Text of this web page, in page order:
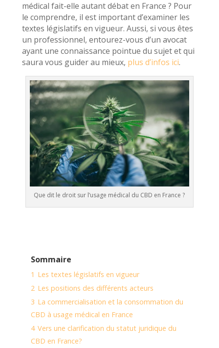
médical fait-elle autant débat en France ? Pour
le comprendre, il est important d’examiner les
textes législatifs en vigueur. Aussi, si vous êtes
un professionnel, entourez-vous d’un avocat
ayant une connaissance pointue du sujet et qui
saura vous guider au mieux, plus d’infos ici.
Que dit le droit sur l’usage médical du CBD en France ?
Sommaire
1 Les textes législatifs en vigueur
2 Les positions des différents acteurs
3 La commercialisation et la consommation du
CBD à usage médical en France
4 Vers une clarification du statut juridique du
CBD en France?